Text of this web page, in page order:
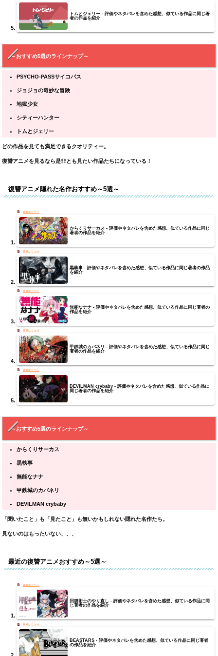
トムとジェリー - 評価やネタバレを含めた感想、似ている作品に同じ著
者の作品を紹介
～おすすめ5選のラインナップ～
PSYCHO-PASSサイコパス
ジョジョの奇妙な冒険
地獄少女
シティーハンター
トムとジェリー
どの作品を見ても満足できるクオリティー。
復讐アニメを見るなら是非とも見たい作品たちになっている！
復讐アニメ隠れた名作おすすめ～5選～
からくりサーカス - 評価やネタバレを含めた感想、似ている作品に同じ
著者の作品を紹介
黒執事 - 評価やネタバレを含めた感想、似ている作品に同じ著者の作品
を紹介
無能なナナ - 評価やネタバレを含めた感想、似ている作品に同じ著者の
作品を紹介
甲鉄城のカバネリ - 評価やネタバレを含めた感想、似ている作品に同じ
著者の作品を紹介
DEVILMAN crybaby - 評価やネタバレを含めた感想、似ている作品に
同じ著者の作品を紹介
～おすすめ5選のラインナップ～
からくりサーカス
黒執事
無能なナナ
甲鉄城のカバネリ
DEVILMAN crybaby
「聞いたこと」も「見たこと」も無いかもしれない隠れた名作たち。
見ないのはもったいない、、、
最近の復讐アニメおすすめ～5選～
回復術士のやり直し - 評価やネタバレを含めた感想、似ている作品に同
じ著者の作品を紹介
BEASTARS - 評価やネタバレを含めた感想、似ている作品に同じ著者
の作品を紹介